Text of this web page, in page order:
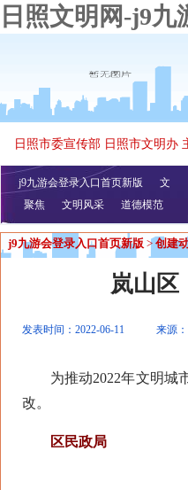
日照文明网-j9
日照市委宣传部 日照市文明办
j9九游会登录入口首页新版
文
明播报
公益视频
聚焦 文明风采 道德模范
j9九游会登录入口首页新版 > 创建
岚山区
发表时间：2022-06-11 来源
为推动2022年文明城市
改。
区民政局